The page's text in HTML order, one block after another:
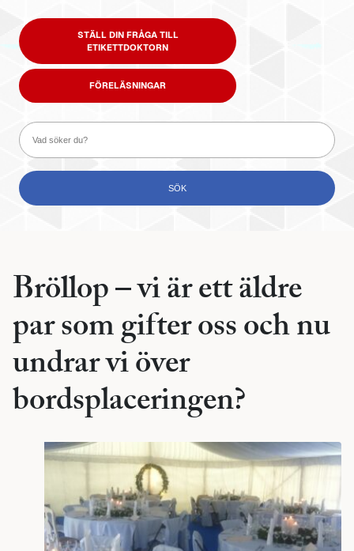
STÄLL DIN FRÅGA TILL
ETIKETTDOKTORN
FÖRELÄSNINGAR
Bröllop – vi är ett äldre
par som gifter oss och nu
undrar vi över
bordsplaceringen?